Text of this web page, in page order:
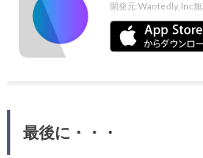
開発元:Wantedly, Inc
最後に・・・